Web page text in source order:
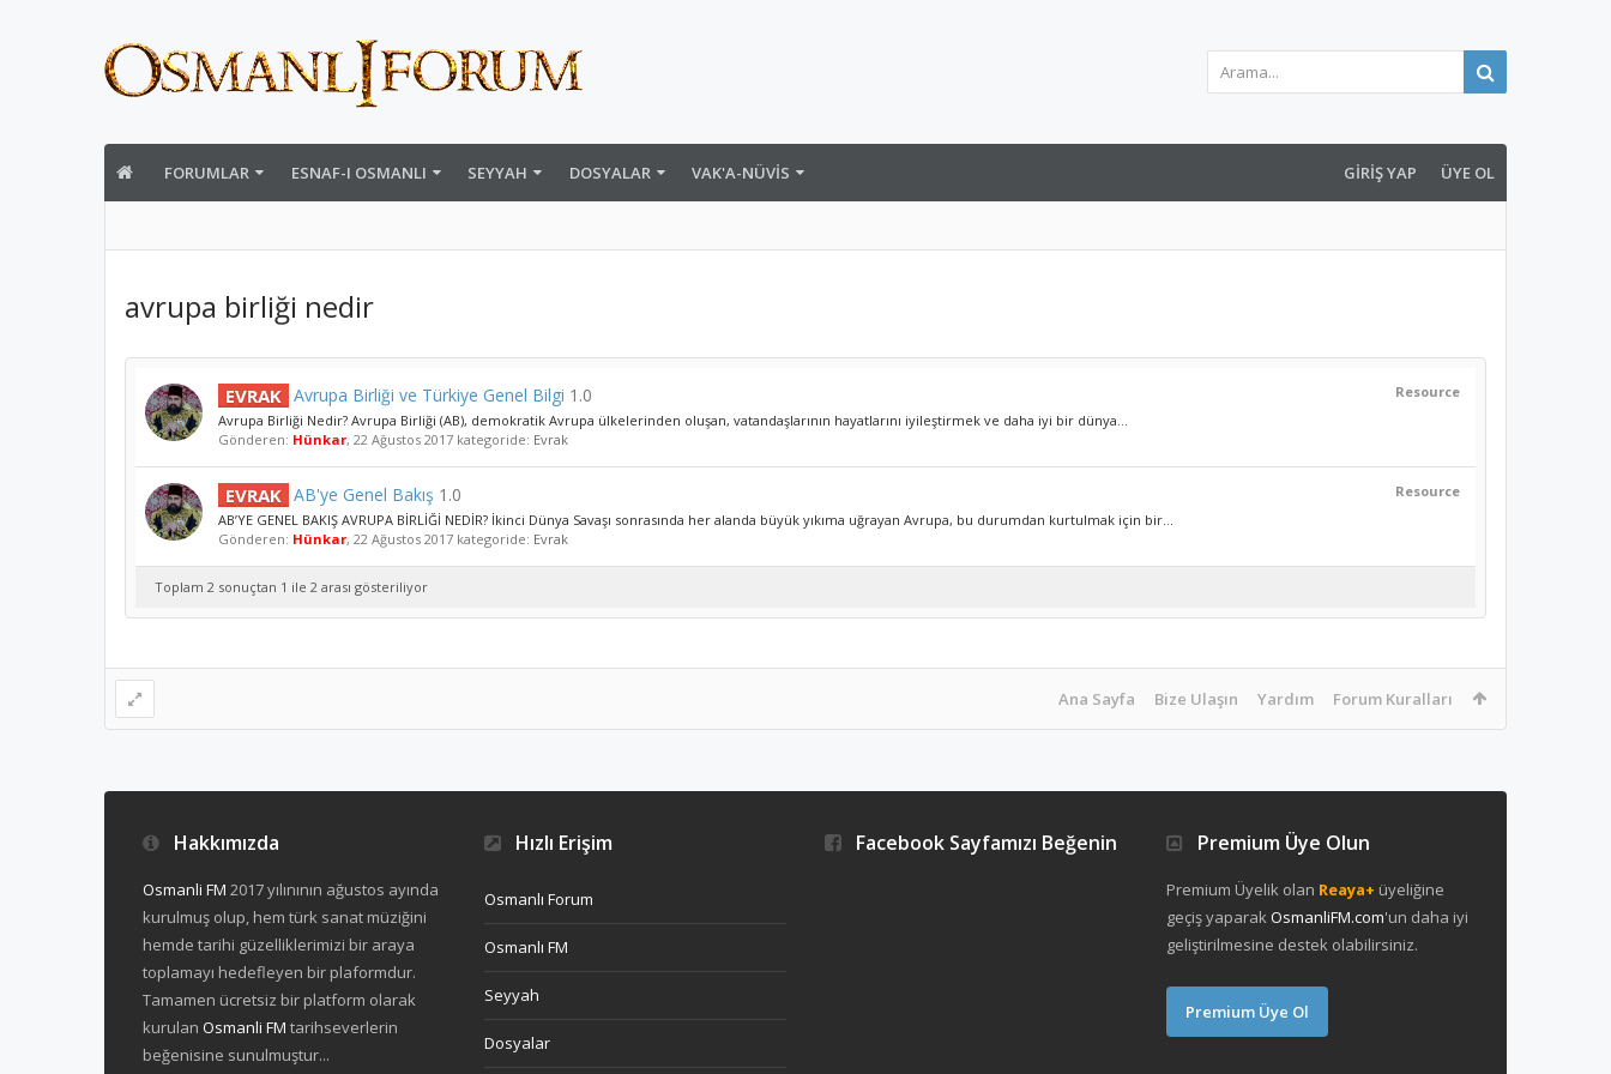
FORUMLAR ESNAF-I OSMANLI SEYYAH DOSYALAR VAK'A-NÜVIS GIRIŞ YAP ÜYE OL
avrupa birliği nedir
Resource
EVRAK Avrupa Birliği ve Türkiye Genel Bilgi 1.0
Avrupa Birliği Nedir? Avrupa Birliği (AB), demokratik Avrupa ülkelerinden oluşan, vatandaşlarının hayatlarını iyileştirmek ve daha iyi bir dünya...
Gönderen: Hünkar, 22 Ağustos 2017 kategoride: Evrak
Resource
EVRAK AB'ye Genel Bakış 1.0
AB’YE GENEL BAKIŞ AVRUPA BİRLİĞİ NEDİR? İkinci Dünya Savaşı sonrasında her alanda büyük yıkıma uğrayan Avrupa, bu durumdan kurtulmak için bir...
Gönderen: Hünkar, 22 Ağustos 2017 kategoride: Evrak
Toplam 2 sonuçtan 1 ile 2 arası gösteriliyor
Ana Sayfa Bize Ulaşın Yardım Forum Kuralları
Hakkımızda
Osmanli FM 2017 yılınının ağustos ayında
kurulmuş olup, hem türk sanat müziğini
hemde tarihi güzelliklerimizi bir araya
toplamayı hedefleyen bir plaformdur.
Tamamen ücretsiz bir platform olarak
kurulan Osmanli FM tarihseverlerin
beğenisine sunulmuştur...
Hızlı Erişim
Osmanlı Forum
Osmanlı FM
Seyyah
Dosyalar
Facebook Sayfamızı Beğenin Premium Üye Olun
Premium Üyelik olan Reaya+ üyeliğine
geçiş yaparakOsmanliFM.com'un daha iyi
geliştirilmesine destek olabilirsiniz.
Premium Üye Ol